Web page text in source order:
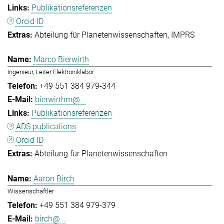
Publikationsreferenzen
Orcid ID
Abteilung für Planetenwissenschaften IMPRS
Marco Bierwirth
Ingenieur, Leiter Elektroniklabor
+49 551 384 979-344
bierwirthm@...
Publikationsreferenzen
ADS publications
Orcid ID
Abteilung für Planetenwissenschaften
Aaron Birch
Wissenschaftler
+49 551 384 979-379
birch@...